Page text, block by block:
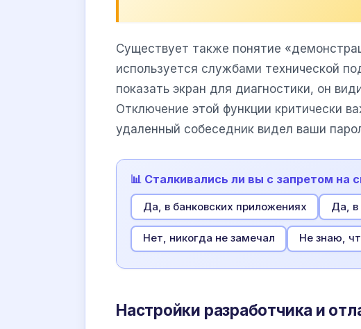
Существует также понятие
используется службами технической
показать экран для диагностики, он
Отключение этой функции критически
удаленный собеседник видел ваши
📊 Сталкивались ли вы с запретом на
Да, в банковских приложениях Да, в
Нет, никогда не замечал Не знаю,
Настройки разработчика и